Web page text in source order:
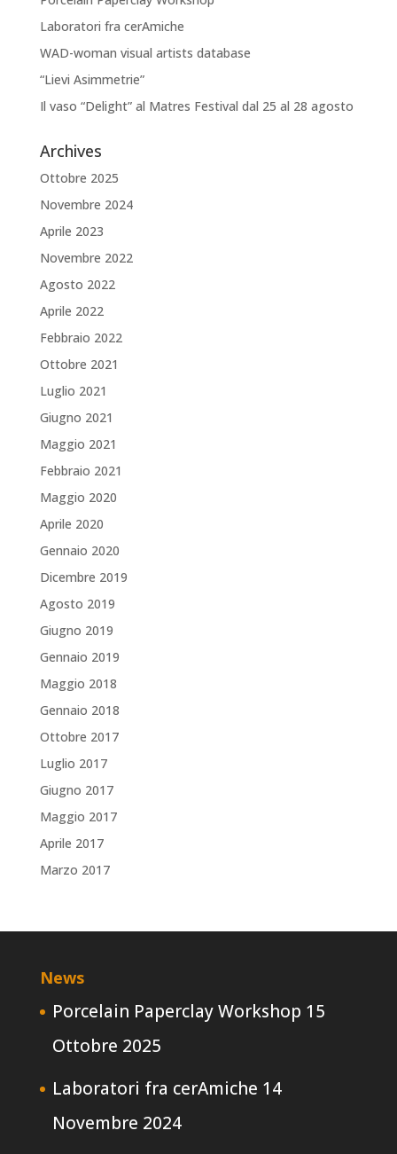
Laboratori fra cerAmiche
WAD-woman visual artists database
“Lievi Asimmetrie”
Il vaso “Delight” al Matres Festival dal 25 al 28 agosto
Archives
Ottobre 2025
Novembre 2024
Aprile 2023
Novembre 2022
Agosto 2022
Aprile 2022
Febbraio 2022
Ottobre 2021
Luglio 2021
Giugno 2021
Maggio 2021
Febbraio 2021
Maggio 2020
Aprile 2020
Gennaio 2020
Dicembre 2019
Agosto 2019
Giugno 2019
Gennaio 2019
Maggio 2018
Gennaio 2018
Ottobre 2017
Luglio 2017
Giugno 2017
Maggio 2017
Aprile 2017
Marzo 2017
News
Porcelain Paperclay Workshop 15
Ottobre 2025
Laboratori fra cerAmiche 14
Novembre 2024